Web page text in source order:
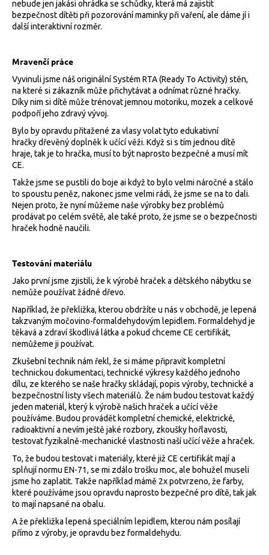
nebude jen jakási ohrádka se schůdky, která má zajistit
bezpečnost dítěti při pozorování maminky při vaření, ale dáme jí i
další interaktivní rozměr.
Mravenčí práce
Vyvinuli jsme náš originální Systém RTA (Ready To Activity) stěn,
na které si zákazník může přichytávat a odnímat různé hračky.
Díky nim si dítě může trénovat jemnou motoriku, mozek a celkově
podpoří jeho zdravý vývoj.
Bylo by opravdu přitažené za vlasy volat tyto edukativní
hračky dřevěný doplněk k učící věži. Když si s tím jednou dítě
hraje, tak je to hračka, musí to být naprosto bezpečné a musí mít
CE.
Takže jsme se pustili do boje ai když to bylo velmi náročné a stálo
to spoustu peněz, nakonec jsme velmi rádi, že jsme se na to dali.
Nejen proto, že nyní můžeme naše výrobky bez problémů
prodávat po celém světě, ale také proto, že jsme se o bezpečnosti
hraček hodně naučili.
Testování materiálu
Jako první jsme zjistili, že k výrobě hraček a dětského nábytku se
nemůže používat žádné dřevo.
Například, že překližka, kterou obdržíte u nás v obchodě, je lepená
takzvaným močovino-formaldehydovým lepidlem. Formaldehyd je
těkavá a zdraví škodlivá látka a pokud chceme CE certifikát,
nemůžeme ji používat.
Zkušební technik nám řekl, že si máme připravit kompletní
technickou dokumentaci, technické výkresy každého jednoho
dílu, ze kterého se naše hračky skládají, popis výroby, technické a
bezpečnostní listy všech materiálů. Že nám budou testovat každý
jeden materiál, který k výrobě našich hraček a učící věže
používáme. Budou provádět kompletní chemické, elektrické,
radioaktivní a nevím ještě jaké rozbory, zkoušky hořlavosti,
testovat fyzikalně-mechanické vlastnosti naší učící věže a hraček.
To, že budou testovat i materiály, které již CE certifikát mají a
splňují normu EN-71, se mi zdálo trošku moc, ale bohužel museli
jsme ho zaplatit. Takže například mámě 2x potvrzeno, že farby,
které používáme jsou opravdu naprosto bezpečné pro dítě, tak jak
to mají napsané na obalu.
A že překližka lepená speciálním lepidlem, kterou nám posílají
přímo z výroby, je opravdu bez formaldehydu.
MONTESSORI
KNIHOVNA
051